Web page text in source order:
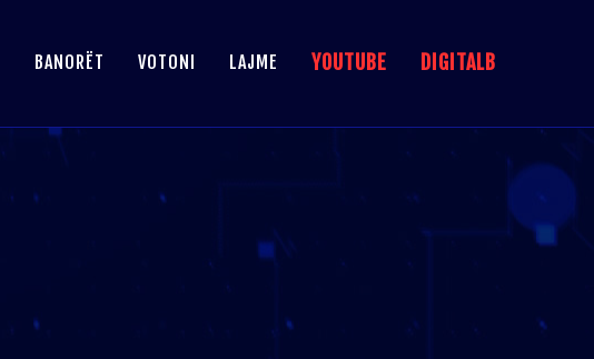
BANORËT VOTONI LAJME YOUTUBE DIGITALB